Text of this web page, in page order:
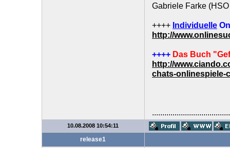
Gabriele Farke (HSO
++++ Individuelle
http://
++++ Das Buch
http://
chats-onlinespiele-
10.08.2008 10:54:11
release1